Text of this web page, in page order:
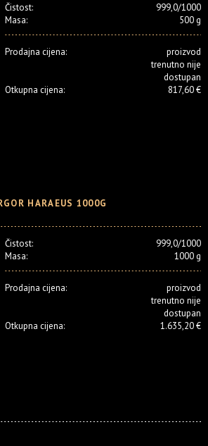
Čistost:
999,0/1000
Masa:
500 g
Prodajna cijena:
proizvod
trenutno nije
dostupan
Otkupna cijena:
817,60 €
HARAEUS 1000G
Čistost:
999,0/1000
Masa:
1000 g
Prodajna cijena:
proizvod
trenutno nije
dostupan
Otkupna cijena:
1.635,20 €